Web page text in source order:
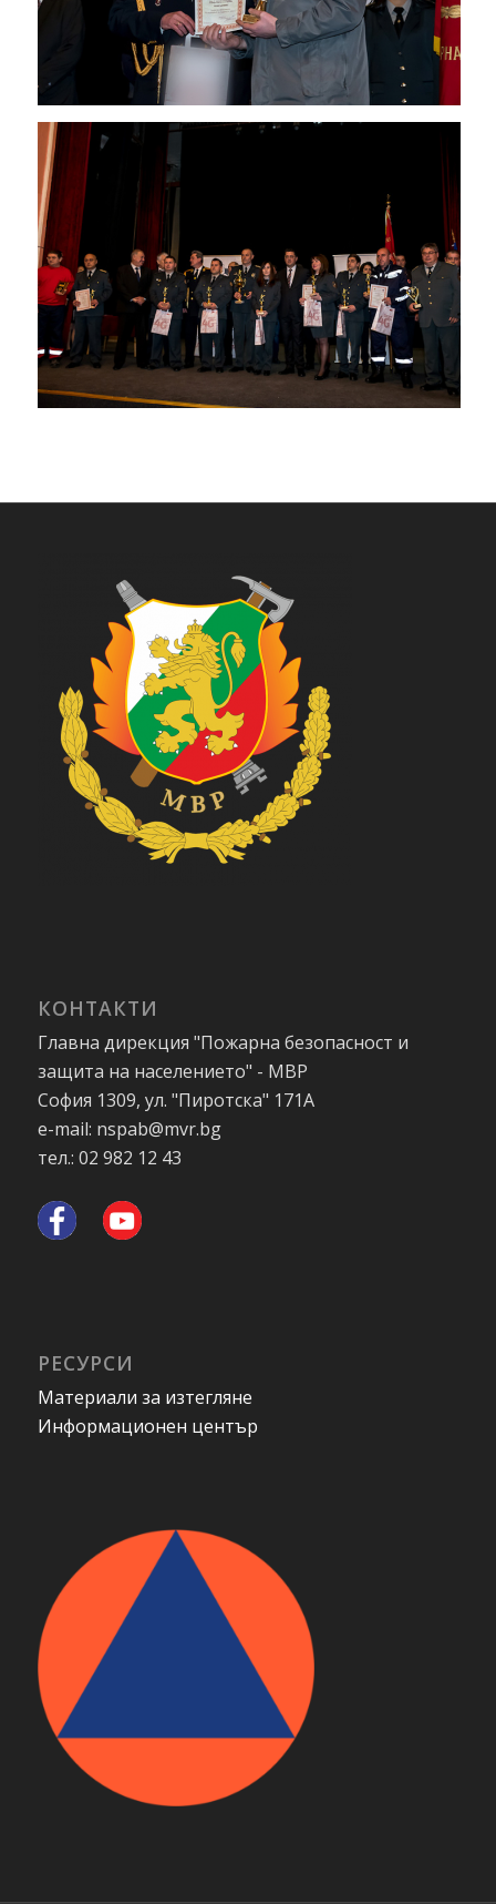
КОНТАКТИ
Главна дирекция "Пожарна безопасност и
защита на населението" - МВР
София 1309, ул. "Пиротска" 171А
e-mail: nspab@mvr.bg
тел.: 02 982 12 43
РЕСУРСИ
Материали за изтегляне
Информационен център